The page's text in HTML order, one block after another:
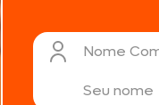
Nome